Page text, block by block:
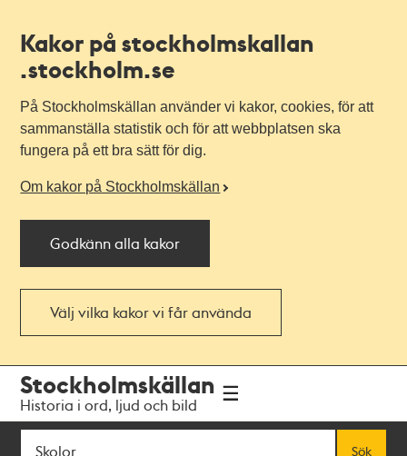
Kakor på stockholmskallan
.stockholm.se
På Stockholmskällan använder vi kakor, cookies, för att
sammanställa statistik och för att webbplatsen ska
fungera på ett bra sätt för dig.
Om kakor på Stockholmskällan
Godkänn alla kakor
Välj vilka kakor vi får använda
navigationen
huvudinnehållet
Stockholmskällan
Historia i ord, ljud och bild
Sök
Sök